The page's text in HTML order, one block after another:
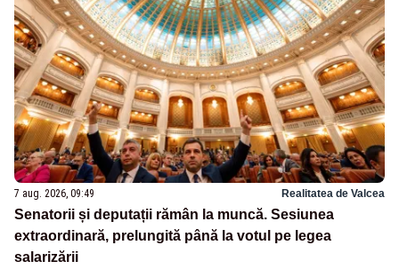
7 aug. 2026, 09:49 Realitatea de Valcea
Senatorii și deputații rămân la muncă. Sesiunea
extraordinară, prelungită până la votul pe legea
salarizării